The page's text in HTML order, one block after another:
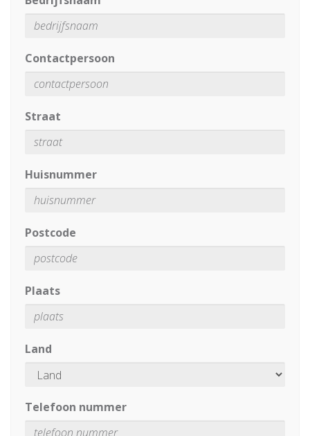
Contactpersoon
Straat
Huisnummer
Postcode
Plaats
Land
Telefoon nummer